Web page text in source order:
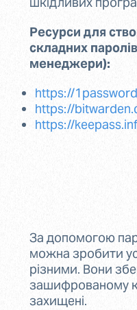
Ресурси для
складних
менеджери):
https://
https://
https://
За допомогою
можна зробити
різними. Вони
зашифрованому
захищені.